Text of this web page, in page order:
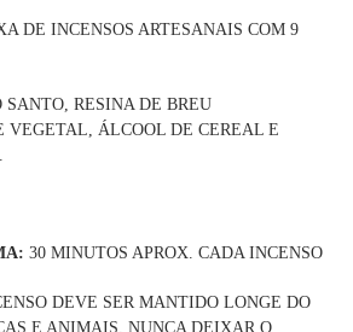
DE INCENSOS ARTESANAIS COM 9
SANTO, RESINA DE BREU
VEGETAL, ÁLCOOL DE CEREAL E
30 MINUTOS APROX. CADA INCENSO
DEVE SER MANTIDO LONGE DO
E ANIMAIS, NUNCA DEIXAR O